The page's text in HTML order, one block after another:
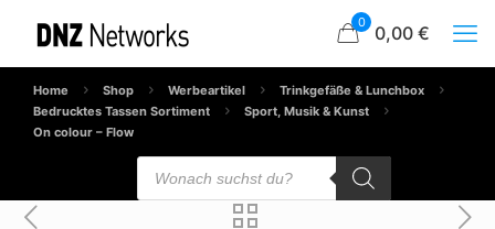
0 0,00 €
Home Shop Werbeartikel
Trinkgefäße & Lunchbox
Bedrucktes Tassen Sortiment
Sport, Musik & Kunst
On colour – Flow
Products
search